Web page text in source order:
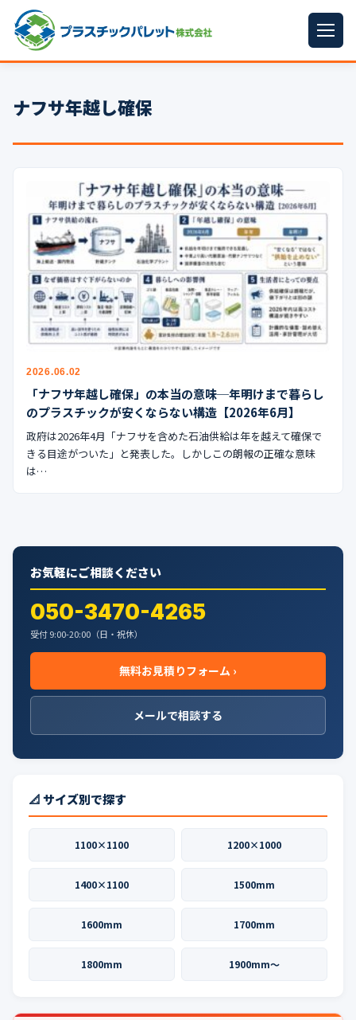
パレットサイズ
プラパレット ▼
中古パレット
再生原料
梱包資材
イラン情勢まとめ
公式ブログ
会社案内
🇺🇸🇰🇷 🇹🇼🇻🇳
ナフサ年越し確保
2026.06.02
「ナフサ年越し確保」の本当の意味─年明けまで暮らし
のプラスチックが安くならない構造【2026年6月】
政府は2026年4月「ナフサを含めた石油供給は年を越えて確保で
きる目途がついた」と発表した。しかしこの朗報の正確な意味
は…
お気軽にご相談ください
050-3470-4265
受付 9:00-20:00（日・祝休）
無料お見積りフォーム ›
メールで相談する
📐 サイズ別で探す
1100×1100 1200×1000
1400×1100 1500mm
1600mm 1700mm
1800mm 1900mm〜